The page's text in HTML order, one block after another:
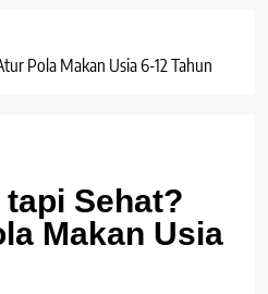
Pola Makan Usia 6-12 Tahun
Sehat?
Makan Usia